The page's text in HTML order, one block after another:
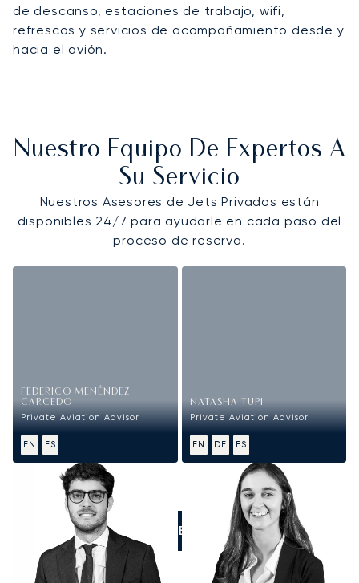
de descanso, estaciones de trabajo, wifi,
refrescos y servicios de acompañamiento desde y
hacia el avión.
Nuestro Equipo De Expertos A
Su Servicio
Nuestros Asesores de Jets Privados están
disponibles 24/7 para ayudarle en cada paso del
proceso de reserva.
FEDERICO MENÉNDEZ
CARCEDO
Private Aviation Advisor
EN ES
NATASHA TUPI
Private Aviation Advisor
EN DE ES
LLÁMENOS